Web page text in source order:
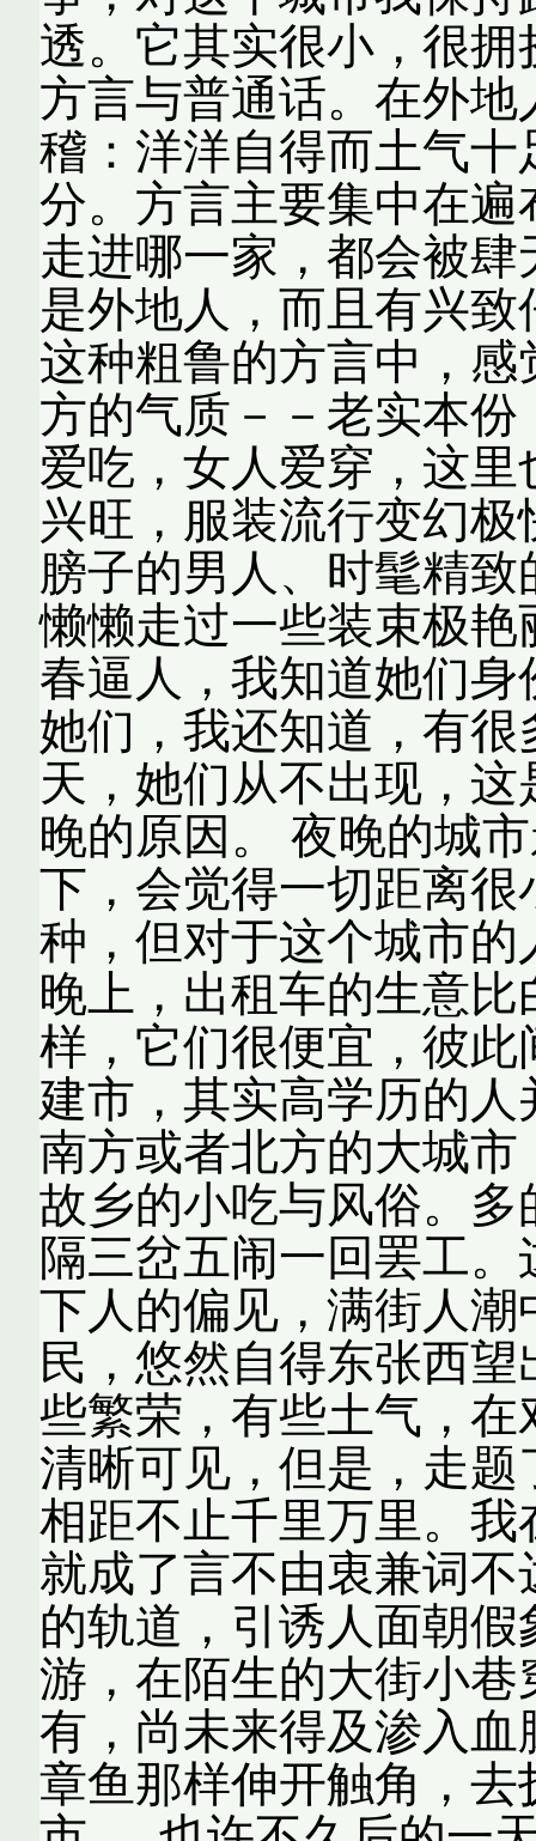
透。它其实很小，很
方言与普通话。在外
稽：洋洋自得而土气
分。方言主要集中在
走进哪一家，都会被
是外地人，而且有兴
这种粗鲁的方言中，
方的气质－－老实本
爱吃，女人爱穿，这
兴旺，服装流行变幻
膀子的男人、时髦精
懒懒走过一些装束极
春逼人，我知道她们
她们，我还知道，有
天，她们从不出现，
晚的原因。 夜晚的城
下，会觉得一切距离
种，但对于这个城市
晚上，出租车的生意
样，它们很便宜，彼
建市，其实高学历的
南方或者北方的大城
故乡的小吃与风俗。
隔三岔五闹一回罢工
下人的偏见，满街人
民，悠然自得东张西
些繁荣，有些土气，
清晰可见，但是，走
相距不止千里万里。
就成了言不由衷兼词
的轨道，引诱人面朝
游，在陌生的大街小
有，尚未来得及渗入
章鱼那样伸开触角，